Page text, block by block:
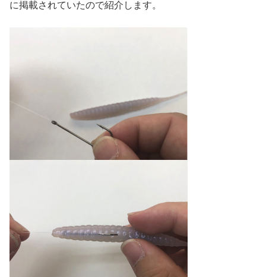
に掲載されていたので紹介します。